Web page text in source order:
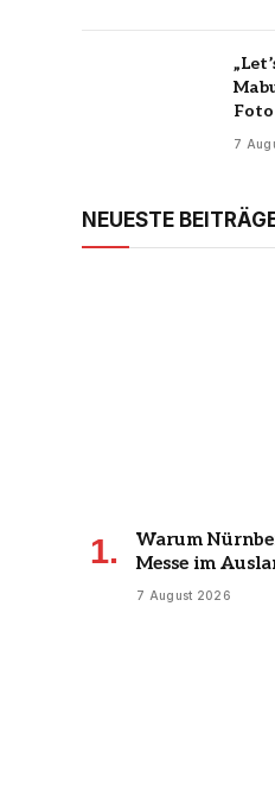
7
NEUESTE
Warum
Messe im
7 August 2026